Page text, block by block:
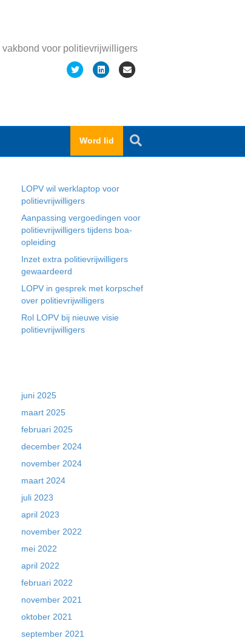
vakbond voor politievrijwilligers
t
e
e
d
n
l
Word lid
LOPV wil werklaptop voor
politievrijwilligers
Aanpassing vergoedingen voor
politievrijwilligers tijdens boa-
opleiding
Inzet extra politievrijwilligers
gewaardeerd
LOPV in gesprek met korpschef
over politievrijwilligers
Rol LOPV bij nieuwe visie
politievrijwilligers
juni 2025
maart 2025
februari 2025
december 2024
november 2024
maart 2024
juli 2023
april 2023
november 2022
mei 2022
april 2022
februari 2022
november 2021
oktober 2021
september 2021